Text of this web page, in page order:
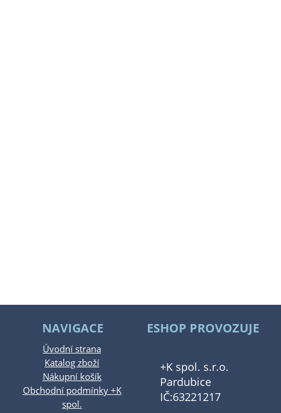
NAVIGACE
Úvodní strana
Katalog zboží
Nákupní košík
Obchodní podmínky +K
spol.
ESHOP PROVOZUJE
+K spol. s.r.o.
Pardubice
IČ:63221217